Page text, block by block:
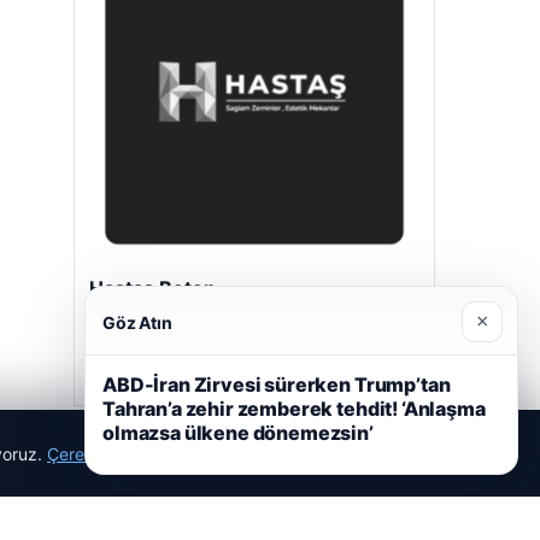
Hastaş Beton
05/26/2026
Çerez Politikamız
Göz Atın ×
ABD-İran Zirvesi sürerken Trump’tan
Tahran’a zehir zemberek tehdit! ‘Anlaşma
olmazsa ülkene dönemezsin’